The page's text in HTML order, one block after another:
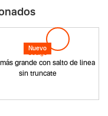
Nuevo
más grande con salto de linea
sin truncate
Codigo